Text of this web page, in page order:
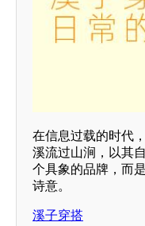
在信息过载的时代
溪流过山涧，以其
个具象的品牌，而
诗意。
溪子穿搭